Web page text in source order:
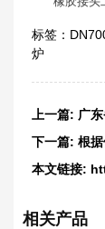
标签：
炉
上一篇: 广
下一篇: 根
本文链接:
相关产品